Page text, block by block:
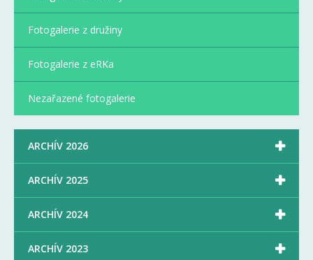
Fotogalerie z družiny
Fotogalerie z eRKa
Nezařazené fotogalerie
ARCHÍV 2026 
ARCHÍV 2025 
ARCHÍV 2024 
ARCHÍV 2023 